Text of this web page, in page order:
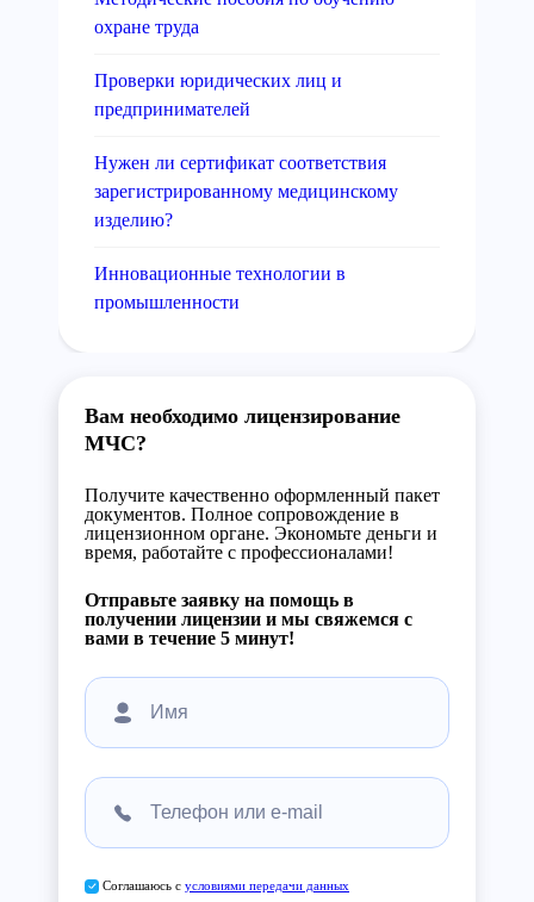
охране труда
Проверки юридических лиц и
предпринимателей
Нужен ли сертификат соответствия
зарегистрированному медицинскому
изделию?
Инновационные технологии в
промышленности
Вам необходимо лицензирование
МЧС?
Получите качественно оформленный пакет
документов. Полное сопровождение в
лицензионном органе. Экономьте деньги и
время, работайте с профессионалами!
Отправьте заявку на помощь в
получении лицензии и мы свяжемся с
вами в течение 5 минут!
Соглашаюсь с условиями передачи данных